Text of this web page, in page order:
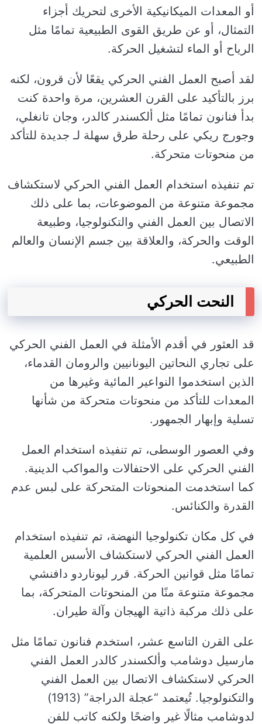
أو المعدات الميكانيكية الأخرى لتحريك أجزاء
التمثال، أو عن طريق القوى الطبيعية تمامًا مثل
الرياح أو الماء لتشغيل الحركة.
لقد أصبح العمل الفني الحركي يقعًا لأن قرون، لكنه
برز بالتأكيد على القرن العشرين، مرة واحدة كنت
بدأ فنانون تمامًا مثل ألكسندر كالدر، وجان تانغلي،
وجورج ريكي على رحلة طرق سهلة لـ جديدة للتأكد
من منحوتات متحركة.
تم تنفيذه استخدام العمل الفني الحركي لاستكشاف
مجموعة متنوعة من الموضوعات، بما على ذلك
الاتصال بين العمل الفني والتكنولوجيا، وطبيعة
الوقت والحركة، والعلاقة بين جسم الإنسان والعالم
الطبيعي.
النحت الحركي
قد العثور في أقدم الأمثلة في العمل الفني الحركي
على تجاري النحاتين اليونانيين والرومان القدماء،
الذين استخدموا النواعير المائية وغيرها من
المعدات للتأكد من منحوتات متحركة من شأنها
تسلية وإبهار الجمهور.
وفي العصور الوسطى، تم تنفيذه استخدام العمل
الفني الحركي على الاحتفالات والمواكب الدينية.
كما استخدمت المنحوتات المتحركة على لبس عدم
القدرة والكنائس.
في كل مكان تكنولوجيا النهضة، تم تنفيذه استخدام
العمل الفني الحركي لاستكشاف الأسس العلمية
تمامًا مثل قوانين الحركة. قرر ليوناردو دافنشي
مجموعة متنوعة منًا من المنحوتات المتحركة، بما
على ذلك مركبة ذاتية الهيجان وآلة طيران.
على القرن التاسع عشر، استخدم فنانون تمامًا مثل
مارسيل دوشامب وألكسندر كالدر العمل الفني
الحركي لاستكشاف الاتصال بين العمل الفني
والتكنولوجيا. تُيعتمد “عجلة الدراجة” (1913)
لدوشامب مثالًا غير واضحًا ولكنه كاتب للفن